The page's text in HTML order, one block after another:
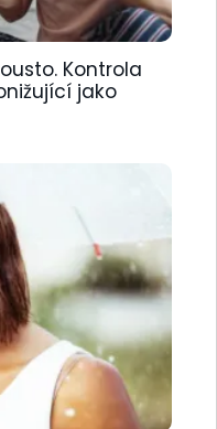
Kontrola
jako